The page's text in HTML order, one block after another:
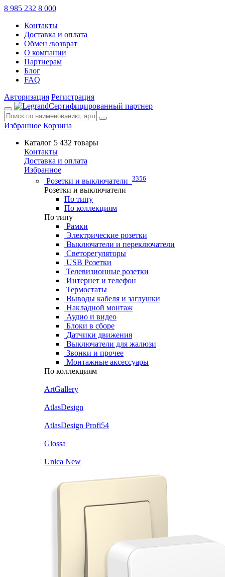
8 985 232 8 000
Контакты
Доставка и оплата
Обмен /возврат
О компании
Партнерам
Блог
FAQ
Авторизация Регистрация
Сертифицированный партнер
Избранное Корзина
Каталог 5 432 товары
Контакты
Доставка и оплата
Избранное
Розетки и выключатели 3356
Розетки и выключатели
По типу
По коллекциям
По типу
Рамки
Электрические розетки
Выключатели и переключатели
Светорегуляторы
USB Розетки
Телевизионные розетки
Интернет и телефон
Термостаты
Выводы кабеля и заглушки
Накладной монтаж
Аудио и видео
Блоки в сборе
Датчики движения
Выключатели для жалюзи
Звонки и прочее
Монтажные аксессуары
По коллекциям
ArtGallery
AtlasDesign
AtlasDesign Profi54
Glossa
Unica New